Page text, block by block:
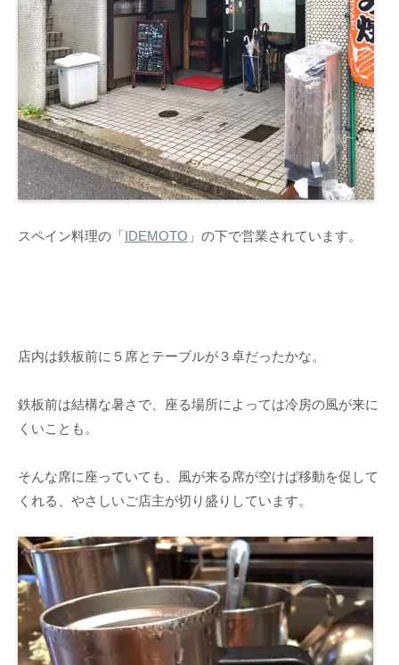
スペイン料理の「IDEMOTO 」の下で営業されています。
店内は鉄板前に５席とテーブルが３卓だったかな。
鉄板前は結構な暑さで、座る場所によっては冷房の風が来に
くいことも。
そんな席に座っていても、風が来る席が空けば移動を促して
くれる、やさしいご店主が切り盛りしています。